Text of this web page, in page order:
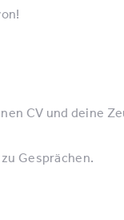
CV und deine
Gesprächen.